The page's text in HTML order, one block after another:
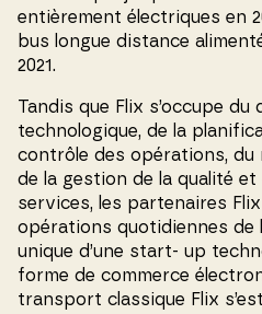
entièrement électriques en
bus longue distance
2021.
Tandis que Flix s’occupe du
technologique, de la
contrôle des opérations, du
de la gestion de la qualité
services, les partenaires
opérations quotidiennes de
unique d’une start- up
forme de commerce
transport classique Flix